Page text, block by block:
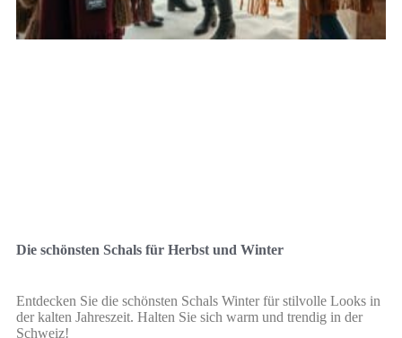
Die schönsten Schals für Herbst und Winter
Entdecken Sie die schönsten Schals Winter für stilvolle Looks in
der kalten Jahreszeit. Halten Sie sich warm und trendig in der
Schweiz!